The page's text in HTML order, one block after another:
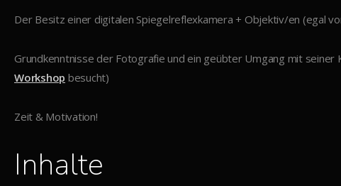
Der Besitz einer digitalen Spiegelreflexkamera + Objektiv/en (egal
Grundkenntnisse der Fotografie und ein geübter Umgang mit seiner
Workshop besucht)
Zeit & Motivation!
Inhalte